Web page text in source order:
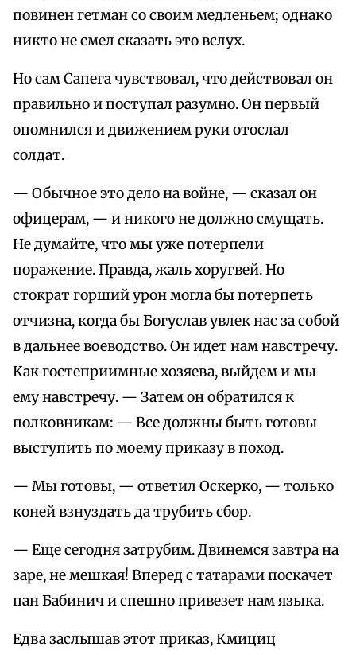
повинен гетман со своим медленьем; однако
никто не смел сказать это вслух.
Но сам Сапега чувствовал, что действовал он
правильно и поступал разумно. Он первый
опомнился и движением руки отослал
солдат.
— Обычное это дело на войне, — сказал он
офицерам, — и никого не должно смущать.
Не думайте, что мы уже потерпели
поражение. Правда, жаль хоругвей. Но
стократ горший урон могла бы потерпеть
отчизна, когда бы Богуслав увлек нас за собой
в дальнее воеводство. Он идет нам навстречу.
Как гостеприимные хозяева, выйдем и мы
ему навстречу. — Затем он обратился к
полковникам: — Все должны быть готовы
выступить по моему приказу в поход.
— Мы готовы, — ответил Оскерко, — только
коней взнуздать да трубить сбор.
— Еще сегодня затрубим. Двинемся завтра на
заре, не мешкая! Вперед с татарами поскачет
пан Бабинич и спешно привезет нам языка.
Едва заслышав этот приказ, Кмициц